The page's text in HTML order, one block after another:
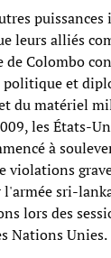
leurs alliés
Colombo
et
du matériel
les États-
à
violations
sri-
lors des
Nations Unies.